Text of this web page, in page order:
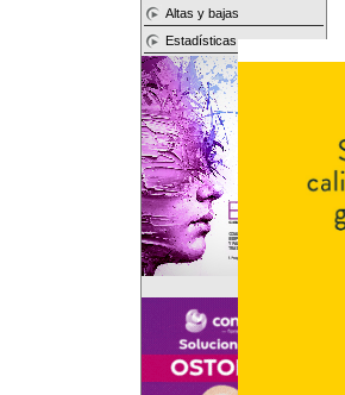
Altas y bajas
Estadísticas